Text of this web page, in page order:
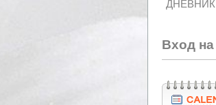
ДНЕВНИК
Вход на